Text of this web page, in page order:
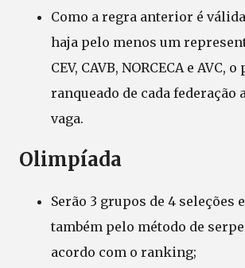
Como a regra anterior é
haja pelo menos um
CEV, CAVB, NORCECA e AVC,
ranqueado de cada federação
vaga.
Olimpíada
Serão 3 grupos de 4 seleções
também pelo método de
acordo com o ranking;